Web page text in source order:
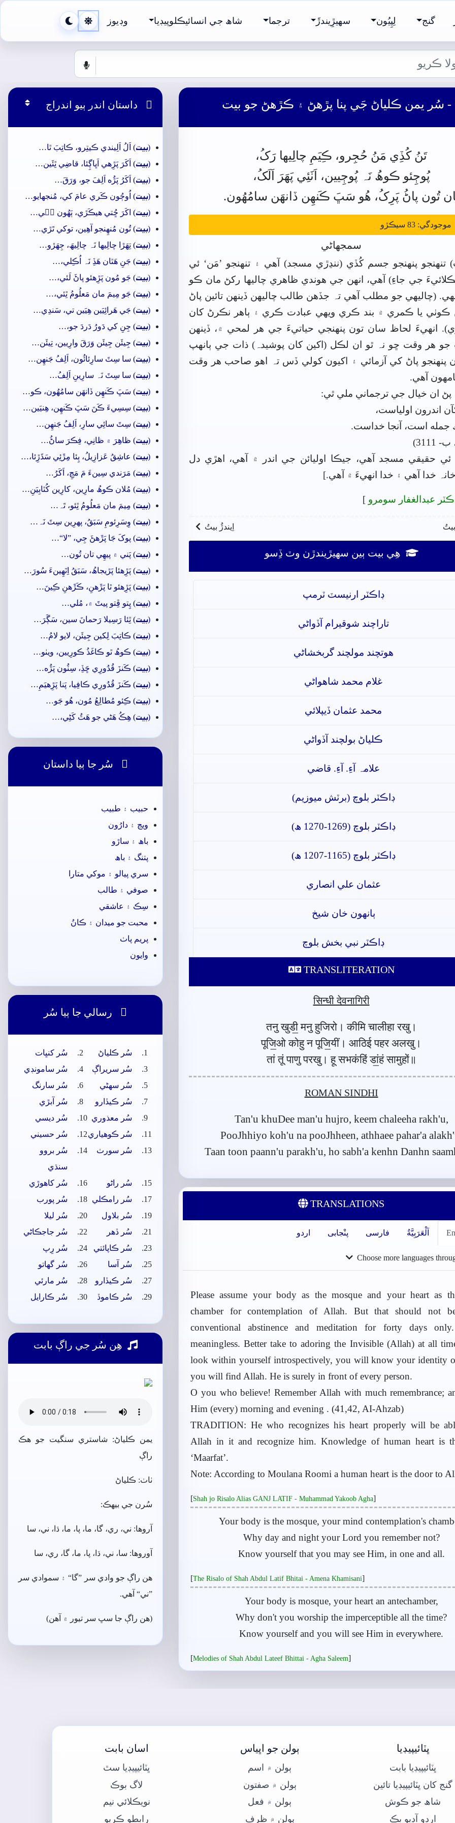
گنج لِپِيُون سھيڙِيندڙَ ترجما شاھ جي انسائيڪلوپيڊيا وڊيوز
- سُر يمن ڪلياڻ جَي پنا پڙهڻ ۽ ڪڙهڻ جو بيت
تَنُ کُڏِي مَنُ حُجِرو، ڪِيَمِ چالِيھا رَکُ،
پُوڄِئو ڪوھُ نَہ پُوڄِيين، اَٺَئِي پَھَرَ
اَلَکُ،
تُون پاڻُ پَرِکُ، ھُو سَڀَ ڪَنھِن ڏانھَن سامُهُون.
83 سيڪڙو
سمجهاڻي
تنھنجو پنھنجو جسم کُڏي (ننڍڙي مسجد) آهي ۽ تنھنجو ’مَن‘ ئي
جي جاءِ) آهي، انهن جي هوندي ظاهري چاليھا رکڻ مان ڪو
(چاليھي جو مطلب آهي تہ جڏهن طالب چاليھن ڏينھن تائين پاڻ
يا ڪمري ۾ بند ڪري ويھي عبادت ڪري ۽ ٻاهر نڪرڻ کان
انهيءَ لحاظ سان تون پنھنجي حياتيءَ جي هر لمحي ۾، ڏينھن
جو هر وقت ڇو نہ ٿو ان لڪل (اکين کان پوشيدہ) ذات جي ٻانهپ
پنھنجو پاڻ کي آزمائي ۽ اکيون کولي ڏس تہ اهو صاحب هر وقت
آهي.
پڻ ان خيال جي ترجماني ملي ٿي:
اندرون اولياست،
جمله است، آنجا خداست.
ئي حقيقي مسجد آهي، جيڪا اوليائن جي اندر ۾ آهي، اهڙي دل
خدا آهي ۽ خدا انهيءَ ۾ آهي.]
عبدالغفار سومرو ]
اِيندڙُ بيتُ
ھِي بيت ٻين سھيڙيندڙن وٽ ڏِسو
ڊاڪٽر ارنيسٽ ٽرمپ
تاراچند شوقيرام آڏواڻي
ھوتچند مولچند گربخشاڻي
غلام محمد شاھواڻي
محمد عثمان ڏيپلائي
ڪلياڻ بولچند آڏواڻي
علامہ آءِ. آءِ. قاضي
ڊاڪٽر بلوچ (برٽش ميوزيم)
ڊاڪٽر بلوچ (1269-1270 ھ)
ڊاڪٽر بلوچ (1165-1207 ھ)
عثمان علي انصاري
ٻانهون خان شيخ
ڊاڪٽر نبي بخش بلوچ
TRANSLITERATION
सिन्धी देवनागिरी
तनु खुडी॒ मनु हुजिरो। कीमि चालीहा रखु।
पूजि॒ओ कोहु न पूजि॒यीं। आठिई पहर अलखु।
तां तूं पाणु परखु। हू सभकंहिं डां॒हं सामुहों॥
ROMAN SINDHI
Tan'u khuDee man'u hujro, keem chaleeha rakh'u,
PooJhhiyo koh'u na pooJhheen, athhaee pahar'a
Taan toon paann'u parakh'u, ho sabh'a kenhn Danhn
TRANSLATIONS
اَلْعَرَبِيَّةُ فارسی پنْجابی اردو
Choose more languages
Please assume your body as the mosque and your heart as
chamber for contemplation of Allah. But that should not
conventional abstinence and meditation for forty days
meaningless. Better take to adoring the Invisible (Allah) at all
look within yourself introspectively, you will know your identity
you will find Allah. He is surely in front of every person.
O you who believe! Remember Allah with much remembrance;
Him (every) morning and evening . (41,42, AI-Ahzab)
TRADITION: He who recognizes his heart properly will be
Allah in it and recognize him. Knowledge of human heart is
‘Maarfat’.
Note: According to Moulana Roomi a human heart is the door to
[Shah jo Risalo Alias GANJ LATIF - Muhammad Yakoob Agha]
Your body is the mosque, your mind contemplation's
Why day and night your Lord you remember not?
Know yourself that you may see Him, in one and all.
[The Risalo of Shah Abdul Latif Bhitai - Amena Khamisani]
Your body is mosque, your heart an antechamber,
Why don't you worship the imperceptible all the time?
Know yourself and you will see Him in everywhere.
[Melodies of Shah Abdul Lateef Bhittai - Agha Saleem]
 داستان اندر ٻيو اندراج
(بيت) اَلُ اَلِيندي ڪيتِرو، ڪاتِبَ ٿا…
(بيت) اَکَرَ پَڙِهي اَڀاڳِئا، قاضِي ٿِئَين…
(بيت) اَکَرُ پَڙُه اَلِفَ جو، وَرَقَ…
(بيت) اُوڄُون ڪَري عامَ کي، مُنجهايو…
(بيت) اکَرَ ڇُتي ھيڪَڙي، ٻَھُون جٖي…
(بيت) تُون مُنھِنجو آھِين، توکي تَڙي…
(بيت) تِھَڙا چالِيھا نَہ چالِيھَ، جِھَڙو…
(بيت) جَنِ ھَٿان ھَڏِ نَہ اُڪِلي،…
(بيت) جَو مُون پَڙِهئو پاڻَ لَئي،…
(بيت) جَو مِيمَ مان مَعلُومُ ٿِئي،…
(بيت) جَي ھَرائِيَين ھِيَين تي، سَندِي…
(بيت) جِنِ کي دَورُ دَردَ جو،…
(بيت) جِيئَن جِيئَن وَرَقَ وارِيين، تِيئَن…
(بيت) سا سِٽَ سارِئائُون، اَلِفُ جَنھِن…
(بيت) سا سِٽَ نَہ سارِينِ اَلِفُ…
(بيت) سَڀَ ڪَنھِن ڏانھَن سامُهُون، ڪو…
(بيت) سِسِيءَ ڪَنَ سَڀَ ڪَنھِن، ھِنيَين…
(بيت) سِٽَ سائِي سارِ، اَلِفُ جَنھِن…
(بيت) ظاھِرَ ۾ ظانِي، فِڪرَ ساڻُ…
(بيت) عاشِقُ عَزازِيلُ، ٻِئا مِڙَئِي سَڌَڙِئا،…
(بيت) مَرَندي سِينءَ مَ مَڃِ، اَکَرُ…
(بيت) مُلان ڪوھُ مارِين، کارِين کُٿابِيَنِ…
(بيت) مِيمَ مان مَعلُومُ ٿِئو، تَہ…
(بيت) وِسَرِئومِ سَبَقُ، پھرِين سِٽَ نَہ…
(بيت) پوکَ جَا پَڙَهڻَ جِي، ”لا“…
(بيت) پَني ۾ پيھِي تان تُون…
(بيت) پَڙِهئا پَڙيجاھُ، سَبَقُ اِنَهِينءَ سُورَ…
(بيت) پَڙِهئو ٿا پَڙَهنِ، ڪَڙَھنِ ڪِينَ…
(بيت) پِتو ڦِتو پيٽَ ۾، مُلي…
(بيت) ٿِئا رَسِيلا رَحمانَ سين، سَڳَرَ…
(بيت) ڪاتِبَ لِکين جِيئَن، لايو لامُ…
(بيت) ڪوھُ ٿو ڪاغَذُ ڪورِيين، ويٺو…
(بيت) ڪَنزَ قُدُورِي ڇَڏِ، سِٽُون پَڙُه…
(بيت) ڪَنزَ قُدُورِي ڪافِيا، پَنا پَڙِهيَمِ…
(بيت) ڪِئو مُطالِعُ مُون، ھُو جَو…
(بيت) ھِڪُ ھَڻي جو ھَٿُ کَڻِي،…
 سُر جا ٻيا داستان
حبيب ۽ طبيب
ويڄ ۽ دارُون
باھ ۽ ساڙو
پتنگ ۽ باھ
سري پيالو ۽ موکي متارا
صوفي ۽ طالب
سِڪ ۽ عاشقي
محبت جو ميدان ۽ ڪانُ
پريم پاٺ
وايون
 رسالي جا ٻيا سُر
سُر ڪلياڻ
سُر کنڀات
سُر سريراڳ
سُر سامونڊي
سُر سھڻي
سُر سارنگ
سُر ڪيڏارو
سُر آبڙي
سُر معذوري
سُر ديسي
سُر ڪوھياري
سُر حسيني
سُر سورٺ
سُر بروو
سنڌي
سُر راڻو
سُر کاھوڙي
سُر رامڪلي
سُر پورب
سُر بلاول
سُر ليلا
سُر ڏھر
سُر جاجڪاڻي
سُر ڪاپائتي
سُر رِپ
سُر آسا
سُر گهاتو
سُر ڪيڏارو
سُر مارئي
سُر ڪاموڏ
سُر ڪارايل
ھِن سُر جي راڳ بابت
يمن ڪلياڻ: شاستري سنگيت جو ھڪ
راڳ
ٺاٺ: ڪلياڻ
سُرن جي بيھڪ:
آروھا: ني، ري، گا، ما، پا، ما، ڌا، ني، سا
آوروھا: سا، ني، ڌا، پا، ما، گا، ري، سا
ھن راڳ جو وادي سر ”گا“ ۽ سموادي سر
”ني“ آھي.
(ھن راڳ جا سڀ سر تيور ۾ آھن)
ڀٽائيپيڊيا
ڀٽائيپيڊيا بابت
گنج کان ڀٽائيپيڊيا تائين
شاھ جو ڪوش
اردو آڊيو بڪ
ٻولن جو اڀياس
ٻولن ۾ اسم
ٻولن ۾ صفتون
ٻولن ۾ فعل
ٻولن ۾ ظرف
اسان بابت
ڀٽائيپيڊيا سٿ
لاگ بوڪ
نويڪلائي نيم
رابطو ڪريو